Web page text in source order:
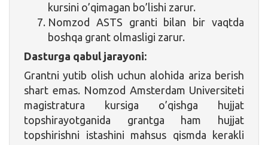
kursini o’qimagan bo’lishi zarur.
Nomzod ASTS granti bilan bir vaqtda
boshqa grant olmasligi zarur.
Dasturga qabul jarayoni:
Grantni yutib olish uchun alohida ariza berish
shart emas. Nomzod Amsterdam Universiteti
magistratura kursiga o’qishga hujjat
topshirayotganida grantga ham hujjat
topshirishni istashini mahsus qismda kerakli